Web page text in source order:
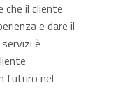
che il cliente
e dare il
è
futuro nel